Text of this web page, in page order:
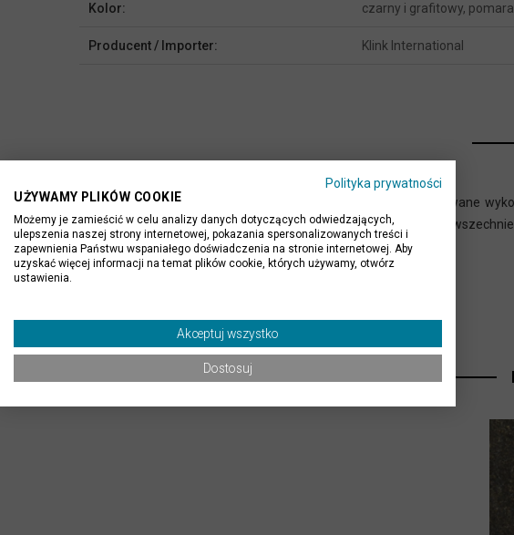
Kolor: czarny i grafitowy,
Producent / Importer: Klink International
Płyta granitowa polerowana, w formacie 61x30,5x1 cm. Polerowane
ukazuje całe piękno, uwydatnia kolorystykę i sprawia, że granit
Polityka prywatności
UŻYWAMY PLIKÓW COOKIE
Możemy je zamieścić w celu analizy danych dotyczących odwiedzających,
ulepszenia naszej strony internetowej, pokazania spersonalizowanych treści i
zapewnienia Państwu wspaniałego doświadczenia na stronie internetowej. Aby
uzyskać więcej informacji na temat plików cookie, których używamy, otwórz
ustawienia.
Akceptuj wszystko
Dostosuj